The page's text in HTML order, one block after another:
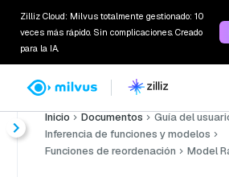
Zilliz Cloud: Milvus totalmente gestionado: 10
veces más rápido. Sin complicaciones. Creado
para la IA.
Inicio Documentos
Guía del
Inferencia de funciones y modelos
Funciones de reordenación
Model